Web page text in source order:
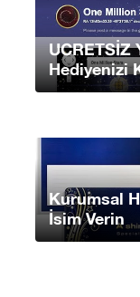
UCRETSİZ
Hediyenizi
Kurumsal
İsim Verin